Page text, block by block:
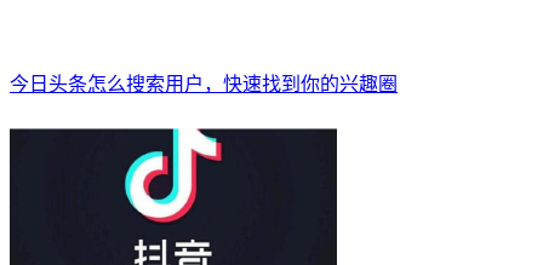
今日头条怎么搜索用户，快速找到你的兴趣圈